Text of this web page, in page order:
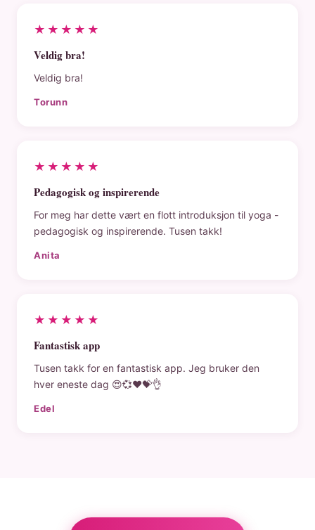
★★★★★
Veldig bra!
Veldig bra!
Torunn
★★★★★
Pedagogisk og inspirerende
For meg har dette vært en flott introduksjon til yoga -
pedagogisk og inspirerende. Tusen takk!
Anita
★★★★★
Fantastisk app
Tusen takk for en fantastisk app. Jeg bruker den
hver eneste dag 😍💞❤️💝👌
Edel